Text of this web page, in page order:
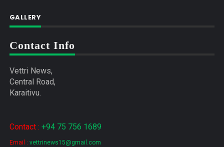
GALLERY
Contact Info
Vettri News,
Central Road,
Karaitivu.
Contact : +94 75 756 1689
Email : vettrinews15@gmail.com